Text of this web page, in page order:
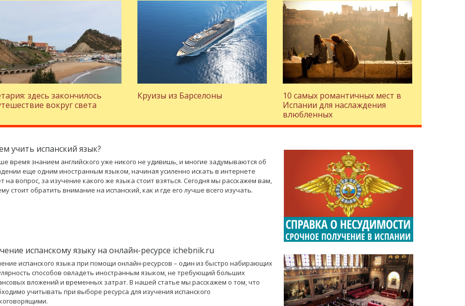
здесь закончилось
вокруг света
Круизы из Барселоны
10 самых романтичных мест в
Испании для наслаждения
влюбленных
учить испанский язык?
время знанием английского уже никого не удивишь, и многие задумываются об
еще одним иностранным языком, начиная усиленно искать в интернете
на вопрос, за изучение какого же языка стоит взяться. Сегодня мы расскажем вам,
стоит обратить внимание на испанский, как и где его лучше всего изучать.
испанскому языку на онлайн-ресурсе ichebnik.ru
испанского языка при помощи онлайн-ресурсов – один из быстро набирающих
способов овладеть иностранным языком, не требующий больших
вложений и временных затрат. В нашей статье мы расскажем о том, что
учитывать при выборе ресурса для изучения испанского